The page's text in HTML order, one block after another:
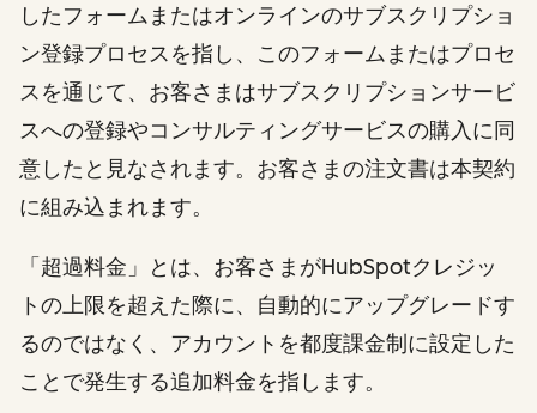
したフォームまたはオンラインのサブスクリプショ
ン登録プロセスを指し、このフォームまたはプロセ
スを通じて、お客さまはサブスクリプションサービ
スへの登録やコンサルティングサービスの購入に同
意したと見なされます。お客さまの注文書は本契約
に組み込まれます。
「超過料金」とは、お客さまがHubSpotクレジッ
トの上限を超えた際に、自動的にアップグレードす
るのではなく、アカウントを都度課金制に設定した
ことで発生する追加料金を指します。